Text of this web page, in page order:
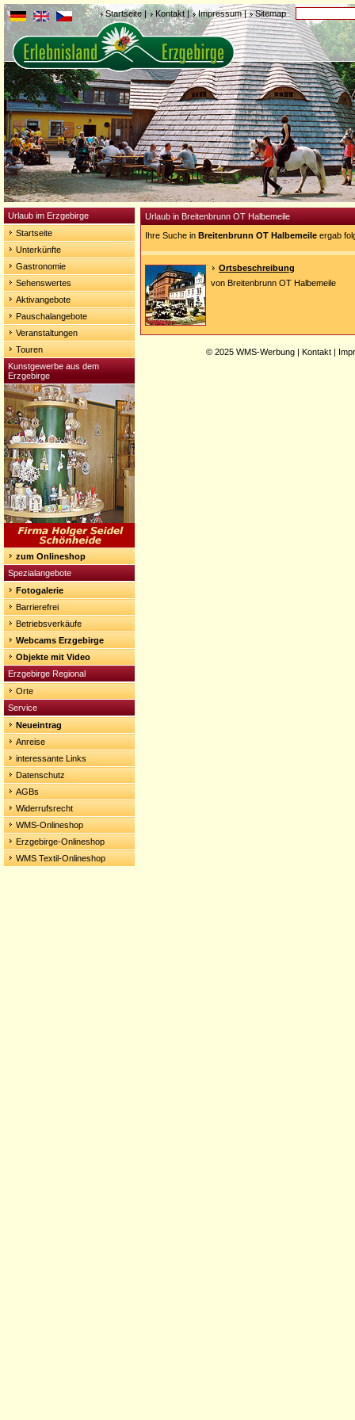
Startseite| Kontakt| Impressum| Sitemap
Urlaub im Erzgebirge
Startseite
Unterkünfte
Gastronomie
Sehenswertes
Aktivangebote
Pauschalangebote
Veranstaltungen
Touren
Kunstgewerbe aus dem
Erzgebirge
zum Onlineshop
Spezialangebote
Fotogalerie
Barrierefrei
Betriebsverkäufe
Webcams Erzgebirge
Objekte mit Video
Erzgebirge Regional
Orte
Service
Neueintrag
Anreise
interessante Links
Datenschutz
AGBs
Widerrufsrecht
WMS-Onlineshop
Erzgebirge-Onlineshop
WMS Textil-Onlineshop
Urlaub in Breitenbrunn OT Halbemeile
Ihre Suche in Breitenbrunn OT Halbemeile ergab
Ortsbeschreibung
von Breitenbrunn OT Halbemeile
© 2025 WMS-Werbung | Kontakt |